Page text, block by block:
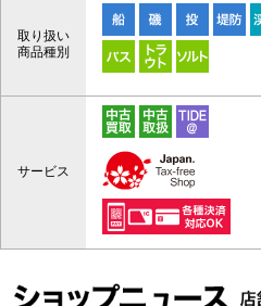
取り扱い
商品種別
サービス